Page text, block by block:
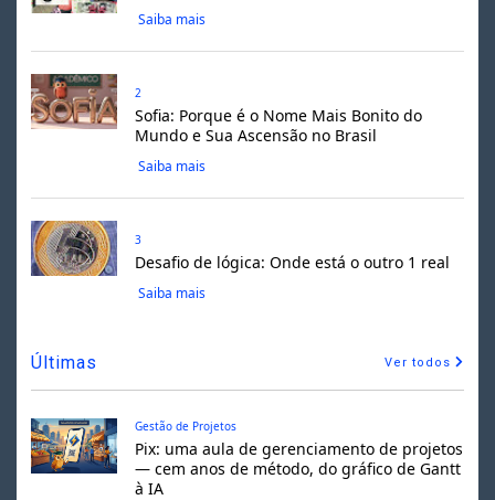
Saiba mais
2
Sofia: Porque é o Nome Mais Bonito do
Mundo e Sua Ascensão no Brasil
Saiba mais
3
Desafio de lógica: Onde está o outro 1 real
Saiba mais
Últimas Ver todos
Gestão de Projetos
Pix: uma aula de gerenciamento de projetos
— cem anos de método, do gráfico de Gantt
à IA